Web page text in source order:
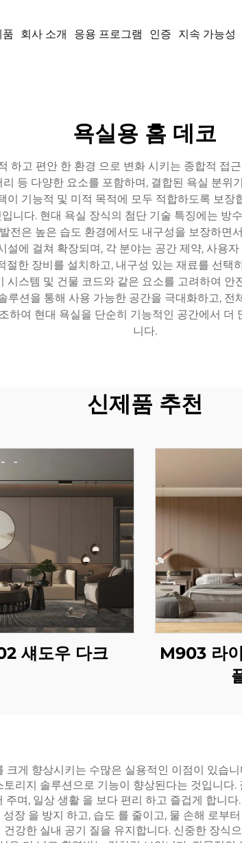
품 회사 소개 응용 프로그램 인증 지속 가능성
욕실용 홈 데코
하고 편안 한 환경 으로 변화 시키는 종합적 접
등 다양한 요소를 포함하며, 결합된 욕실 분
기능적 및 미적 목적에 모두 적합하도록 보
니다. 현대 욕실 장식의 첨단 기술 특징에는 방
전은 높은 습도 환경에서도 내구성을 보장하면
에 걸쳐 확장되며, 각 분야는 공간 제약, 사용
한 장비를 설치하고, 내구성 있는 재료를 선
시스템 및 건물 코드와 같은 요소를 고려하여
션을 통해 사용 가능한 공간을 극대화하고,
하여 현대 욕실을 단순히 기능적인 공간에서
니다.
신제품 추천
섀도우 다크
M903 라
게 향상시키는 수많은 실용적인 이점이 있습
리지 솔루션으로 기능이 향상된다는 것입니다
며, 일상 생활 을 보다 편리 하고 즐겁게 합니
장 을 방지 하고, 습도 를 줄이고, 물 손해 로부
강한 실내 공기 질을 유지합니다. 신중한 장식